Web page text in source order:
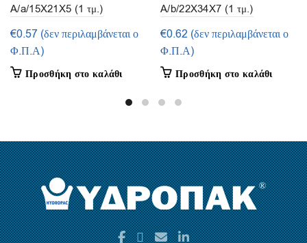
A/a/15X21X5 (1 τμ.)
€0.57 (δεν περιλαμβάνεται ο
Φ.Π.Α)
Προσθήκη στο καλάθι
A/b/22X34X7 (1 τμ.)
€0.62 (δεν περιλαμβάνεται ο
Φ.Π.Α)
Προσθήκη στο καλάθι